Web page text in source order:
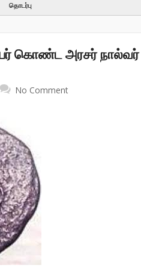
தொடர்பு
கொண்ட அரசர் நால்வர்
No Comment